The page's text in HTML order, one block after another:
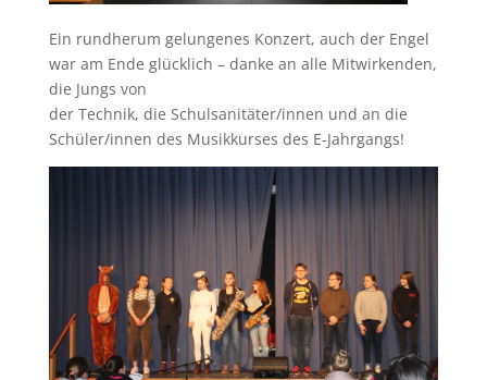
Ein rundherum gelungenes Konzert, auch der Engel
war am Ende glücklich – danke an alle Mitwirkenden,
die Jungs von
der Technik, die Schulsanitäter/innen und an die
Schüler/innen des Musikkurses des E-Jahrgangs!